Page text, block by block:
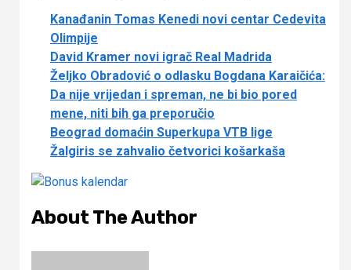
Kanađanin Tomas Kenedi novi centar Cedevita
Olimpije
David Kramer novi igrač Real Madrida
Željko Obradović o odlasku Bogdana Karaičića:
Da nije vrijedan i spreman, ne bi bio pored
mene, niti bih ga preporučio
Beograd domaćin Superkupa VTB lige
Žalgiris se zahvalio četvorici košarkaša
About The Author